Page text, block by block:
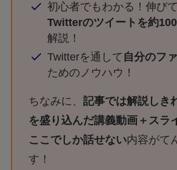
初心者でもわかる！伸び
Twitterのツイートを約
解説！
Twitterを通して 自分のフ
ためのノウハウ！
ちなみに、 記事では解説しき
を盛り込んだ講義動画＋スラ
ここでしか話せない内容がて
す！